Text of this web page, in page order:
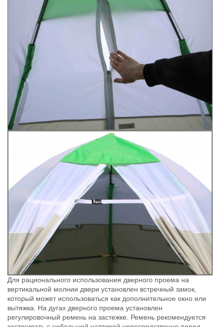
Для рационального использования дверного проема на
вертикальной молнии двери установлен встречный замок,
который может использоваться как дополнительное окно или
вытяжка. На дугах дверного проема установлен
регулировочный ремень на застежке. Ремень рекомендуется